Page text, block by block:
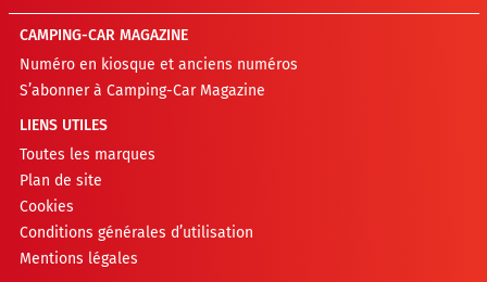
CAMPING-CAR MAGAZINE
Numéro en kiosque et anciens numéros
S’abonner à Camping-Car Magazine
LIENS UTILES
Toutes les marques
Plan de site
Cookies
Conditions générales d’utilisation
Mentions légales